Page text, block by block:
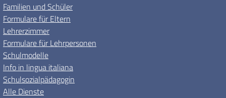
Familien und Schüler
Formulare für Eltern
Lehrerzimmer
Formulare für Lehrpersonen
Schulmodelle
Info in lingua italiana
Schulsozialpädagogin
Alle Dienste